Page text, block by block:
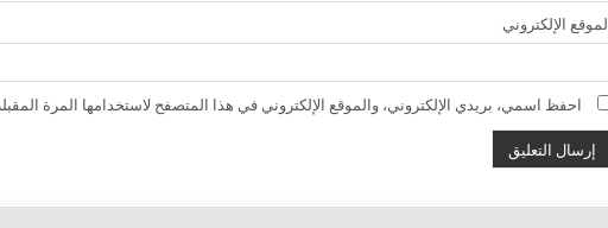
الموقع الإلكتروني
احفظ اسمي، بريدي الإلكتروني، والموقع الإلكتروني في هذا المتصفح لاستخدامها المرة